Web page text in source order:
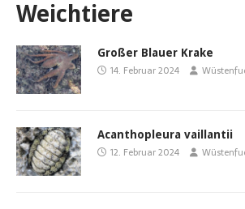
Weichtiere
Großer Blauer Krake
14. Februar 2024
Acanthopleura vaillantii
12. Februar 2024